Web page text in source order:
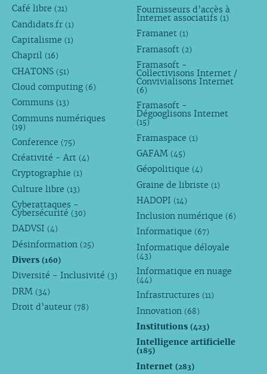
Café libre (21)
Candidats.fr (1)
Capitalisme (1)
Chapril (16)
CHATONS (51)
Cloud computing (6)
Communs (13)
Communs numériques
(19)
Conference (75)
Créativité - Art (4)
Cryptographie (1)
Culture libre (13)
Cyberattaques -
Cybersécurité (30)
DADVSI (4)
Désinformation (25)
Divers (160)
Diversité - Inclusivité (3)
DRM (34)
Droit d’auteur (78)
Fournisseurs d’accès à
Internet associatifs (1)
Framanet (1)
Framasoft (2)
Framasoft -
Collectivisons Internet /
Convivialisons Internet
(6)
Framasoft -
Dégooglisons Internet
(15)
Framaspace (1)
GAFAM (45)
Géopolitique (4)
Graine de libriste (1)
HADOPI (14)
Inclusion numérique (6)
Informatique (67)
Informatique déloyale
(43)
Informatique en nuage
(44)
Infrastructures (11)
Innovation (68)
Institutions(423)
Intelligence artificielle
(185)
Internet(283)